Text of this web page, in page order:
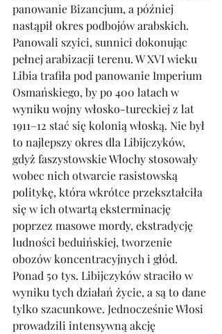
panowanie Bizancjum, a później
nastąpił okres podbojów arabskich.
Panowali szyici, sunnici dokonując
pełnej arabizacji terenu. W XVI wieku
Libia trafiła pod panowanie Imperium
Osmańskiego, by po 400 latach w
wyniku wojny włosko-tureckiej z lat
1911–12 stać się kolonią włoską. Nie był
to najlepszy okres dla Libijczyków,
gdyż faszystowskie Włochy stosowały
wobec nich otwarcie rasistowską
politykę, która wkrótce przekształciła
się w ich otwartą eksterminację
poprzez masowe mordy, ekstradycję
ludności beduińskiej, tworzenie
obozów koncentracyjnych i głód.
Ponad 50 tys. Libijczyków straciło w
wyniku tych działań życie, a są to dane
tylko szacunkowe. Jednocześnie Włosi
prowadzili intensywną akcję